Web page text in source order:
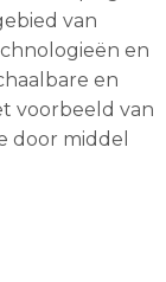
van
en
en
voorbeeld van
door middel